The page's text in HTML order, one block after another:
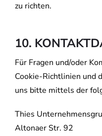
zu richten.
10.
Für Fragen und/oder
Cookie-Richtlinien und
uns bitte mittels der
Thies
Altonaer Str. 92